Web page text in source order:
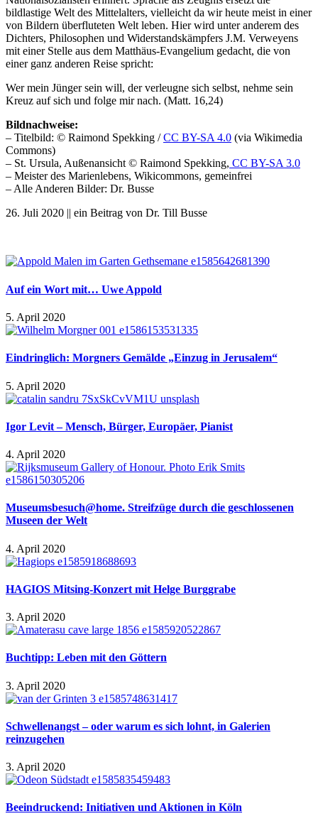
bildlastige Welt des Mittelalters, vielleicht da wir heute meist in einer
von Bildern überfluteten Welt leben. Hier wird unter anderem des
Dichters, Philosophen und Widerstandskämpfers J.M. Verweyens
mit einer Stelle aus dem Matthäus-Evangelium gedacht, die von
einer ganz anderen Reise spricht:
Wer mein Jünger sein will, der verleugne sich selbst, nehme sein
Kreuz auf sich und folge mir nach. (Matt. 16,24)
Bildnachweise:
– Titelbild: © Raimond Spekking /CC BY-SA 4.0 (via Wikimedia
Commons)
– St. Ursula, Außenansicht © Raimond Spekking, CC BY-SA 3.0
– Meister des Marienlebens, Wikicommons, gemeinfrei
– Alle Anderen Bilder: Dr. Busse
26. Juli 2020 || ein Beitrag von Dr. Till Busse
Auf ein Wort mit… Uwe Appold
5. April 2020
Eindringlich: Morgners Gemälde „Einzug in Jerusalem“
5. April 2020
Igor Levit – Mensch, Bürger, Europäer, Pianist
4. April 2020
Museumsbesuch@home. Streifzüge durch die geschlossenen
Museen der Welt
4. April 2020
HAGIOS Mitsing-Konzert mit Helge Burggrabe
3. April 2020
Buchtipp: Leben mit den Göttern
3. April 2020
Schwellenangst – oder warum es sich lohnt, in Galerien
reinzugehen
3. April 2020
Beeindruckend: Initiativen und Aktionen in Köln